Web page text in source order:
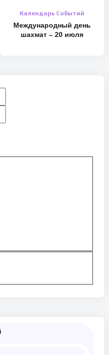
Календарь Событий
Международный день
шахмат – 20 июля